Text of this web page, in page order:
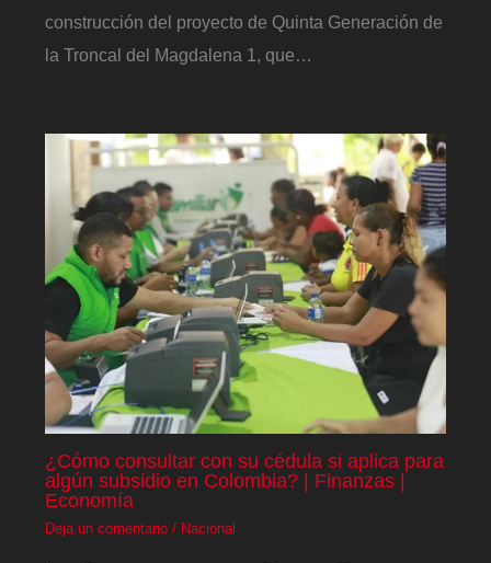
construcción del proyecto de Quinta Generación de
la Troncal del Magdalena 1, que…
¿Cómo consultar con su cédula si aplica para
algún subsidio en Colombia? | Finanzas |
Economía
Deja un comentario / Nacional